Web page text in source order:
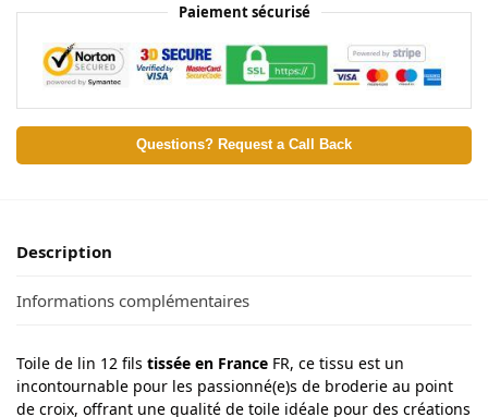
Paiement sécurisé
Questions? Request a Call Back
Description
Informations complémentaires
Toile de lin 12 fils tissée en France FR, ce tissu est un
incontournable pour les passionné(e)s de broderie au point
de croix, offrant une qualité de toile idéale pour des créations